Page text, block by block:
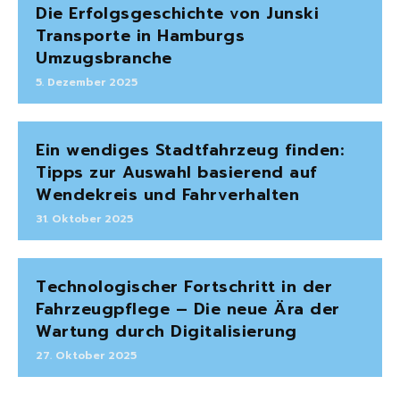
Die Erfolgsgeschichte von Junski
Transporte in Hamburgs
Umzugsbranche
5. Dezember 2025
Ein wendiges Stadtfahrzeug finden:
Tipps zur Auswahl basierend auf
Wendekreis und Fahrverhalten
31. Oktober 2025
Technologischer Fortschritt in der
Fahrzeugpflege – Die neue Ära der
Wartung durch Digitalisierung
27. Oktober 2025